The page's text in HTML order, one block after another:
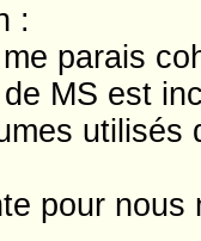
:
parais
MS est
utilisés
pour nous